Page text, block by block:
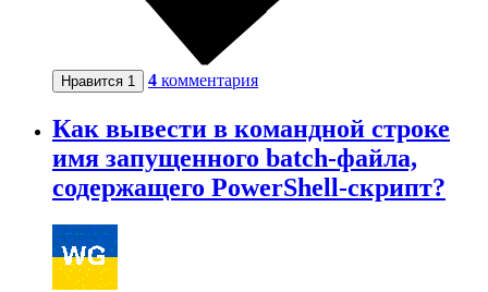
Нравится 1 4 комментария
Как вывести в командной строке
имя запущенного batch-файла,
содержащего PowerShell-скрипт?